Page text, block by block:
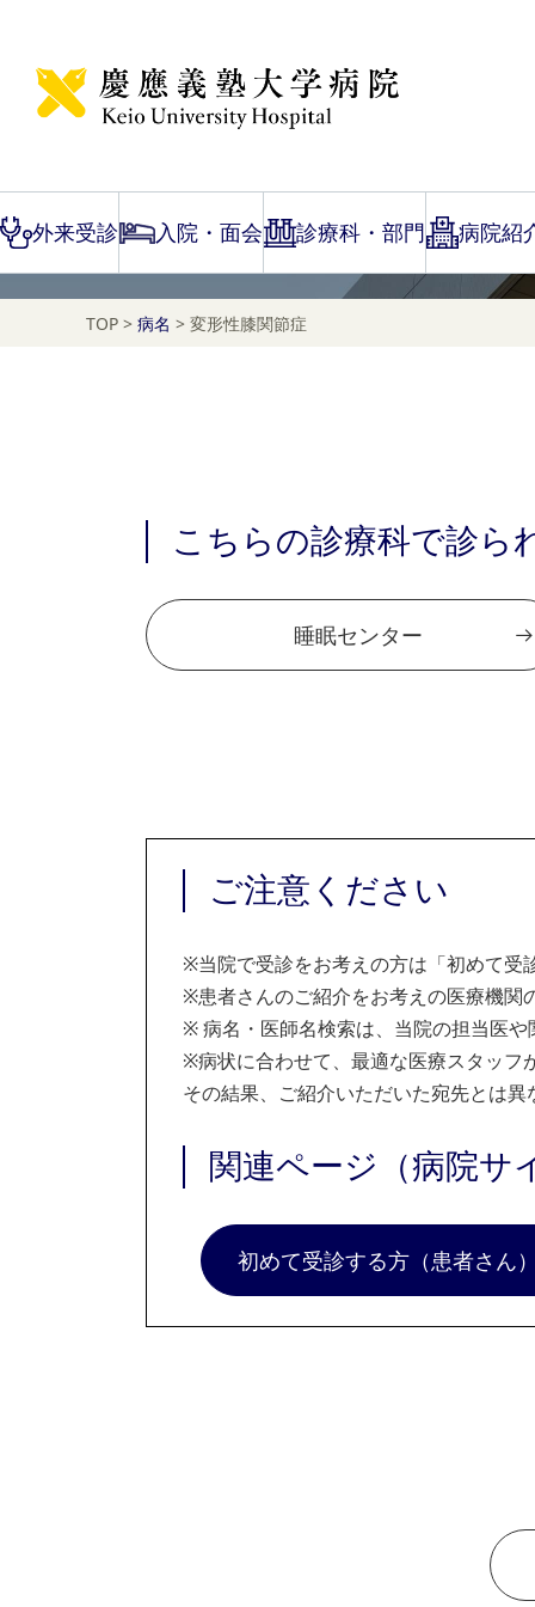
外来受診 入院・面会 診療科・部門 病院紹
Disease Name Search
TOP > 病名 > 変形性膝関節症
こちらの診療科で診ら
睡眠センター
ご注意ください
※当院で受診をお考えの方は「初めて
※患者さんのご紹介をお考えの医療機
※病名・医師名検索は、当院の担当医
※病状に合わせて、最適な医療スタッフ
その結果、ご紹介いただいた宛先とは
関連ページ（病院サ
初めて受診する方（患者さん